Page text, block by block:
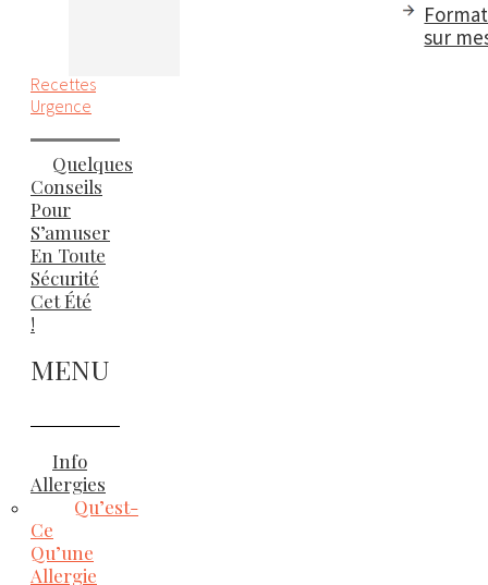
sur
Recettes
Urgence
Quelques
Conseils
Pour
S’amuser
En Toute
Sécurité
Cet Été
!
MENU
Info
Allergies
Qu’est-
Ce
Qu’une
Allergie